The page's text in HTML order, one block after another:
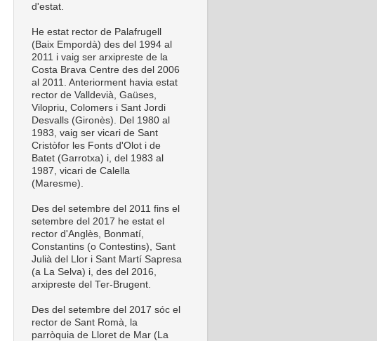
d'estat.
He estat rector de Palafrugell
(Baix Empordà) des del 1994 al
2011 i vaig ser arxipreste de la
Costa Brava Centre des del 2006
al 2011. Anteriorment havia estat
rector de Valldevià, Gaüses,
Vilopriu, Colomers i Sant Jordi
Desvalls (Gironès). Del 1980 al
1983, vaig ser vicari de Sant
Cristòfor les Fonts d'Olot i de
Batet (Garrotxa) i, del 1983 al
1987, vicari de Calella
(Maresme).
Des del setembre del 2011 fins el
setembre del 2017 he estat el
rector d'Anglès, Bonmatí,
Constantins (o Contestins), Sant
Julià del Llor i Sant Martí Sapresa
(a La Selva) i, des del 2016,
arxipreste del Ter-Brugent.
Des del setembre del 2017 sóc el
rector de Sant Romà, la
parròquia de Lloret de Mar (La